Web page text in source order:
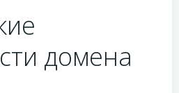
домена